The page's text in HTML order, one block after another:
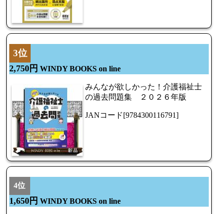
3位
2,750円 WINDY BOOKS on line
みんなが欲しかった！介護福祉士
の過去問題集 ２０２６年版
JANコード[9784300116791]
4位
1,650円 WINDY BOOKS on line